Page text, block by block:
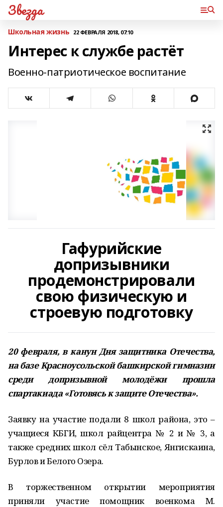
Звезда
Школьная жизнь 22 ФЕВРАЛЯ 2018, 07:10
Интерес к службе растёт
Военно-патриотическое воспитание
Гафурийские
допризывники
продемонстрировали
свою физическую и
строевую подготовку
20 февраля, в канун Дня защитника Отечества,
на базе Красноусольской башкирской гимназии
среди допризывной молодёжи прошла
спартакиада «Готовясь к защите Отечества».
Заявку на участие подали 8 школ района, это –
учащиеся КБГИ, школ райцентра № 2 и № 3, а
также средних школ сёл Табынское, Янгискаина,
Бурлов и Белого Озера.
В торжественном открытии мероприятия
приняли участие помощник военкома М.